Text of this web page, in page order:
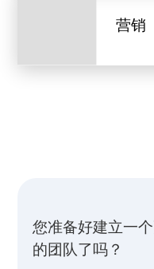
营销
您准备好建立一
的团队了吗？